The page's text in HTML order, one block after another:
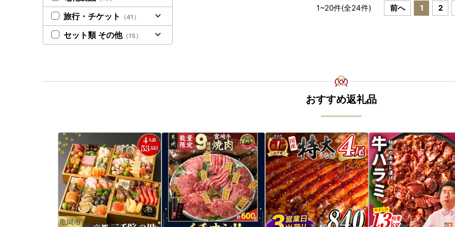
1~20件(全24件) 前へ 1 2
旅行・チケット （41）
セット類 その他（15）
おすすめ返礼品